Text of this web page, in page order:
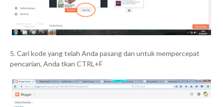
5. Cari kode yang telah Anda pasang dan untuk mempercepat
pencarian, Anda tkan CTRL+F